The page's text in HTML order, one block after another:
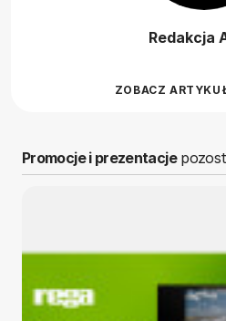
Redakcja
ZOBACZ
Promocje i prezentacje